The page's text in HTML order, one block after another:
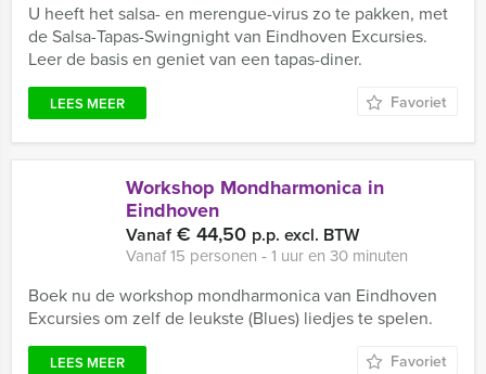
U heeft het salsa- en merengue-virus zo te pakken, met
de Salsa-Tapas-Swingnight van Eindhoven Excursies.
Leer de basis en geniet van een tapas-diner.
LEES MEER Favoriet
Workshop Mondharmonica in
Eindhoven
Vanaf€ 44,50 p.p. excl. BTW
Vanaf 15 personen ‐ 1 uur en 30 minuten
Boek nu de workshop mondharmonica van Eindhoven
Excursies om zelf de leukste (Blues) liedjes te spelen.
LEES MEER Favoriet